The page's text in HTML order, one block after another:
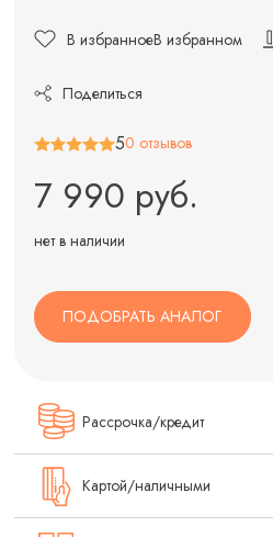
В избранноеВ избранном
Поделиться
50 отзывов
7 990 руб.
нет в наличии
ПОДОБРАТЬ АНАЛОГ
Рассрочка/кредит
Картой/наличными